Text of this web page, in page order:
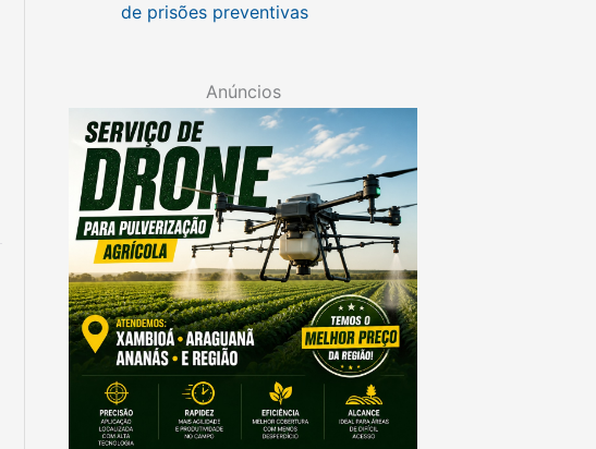
de prisões preventivas
Anúncios